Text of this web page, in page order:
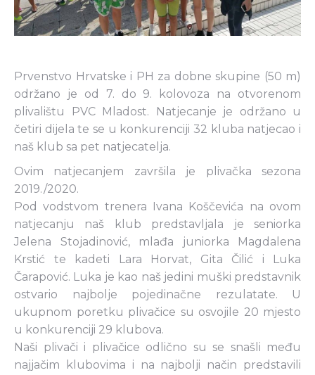
Prvenstvo Hrvatske i PH za dobne skupine (50 m)
održano je od 7. do 9. kolovoza na otvorenom
plivalištu PVC Mladost. Natjecanje je održano u
četiri dijela te se u konkurenciji 32 kluba natjecao i
naš klub sa pet natjecatelja.
Ovim natjecanjem završila je plivačka sezona
2019./2020.
Pod vodstvom trenera Ivana Koščevića na ovom
natjecanju naš klub predstavljala je seniorka
Jelena Stojadinović, mlađa juniorka Magdalena
Krstić te kadeti Lara Horvat, Gita Čilić i Luka
Čarapović. Luka je kao naš jedini muški predstavnik
ostvario najbolje pojedinačne rezulatate. U
ukupnom poretku plivačice su osvojile 20 mjesto
u konkurenciji 29 klubova.
Naši plivači i plivačice odlično su se snašli među
najjačim klubovima i na najbolji način predstavili